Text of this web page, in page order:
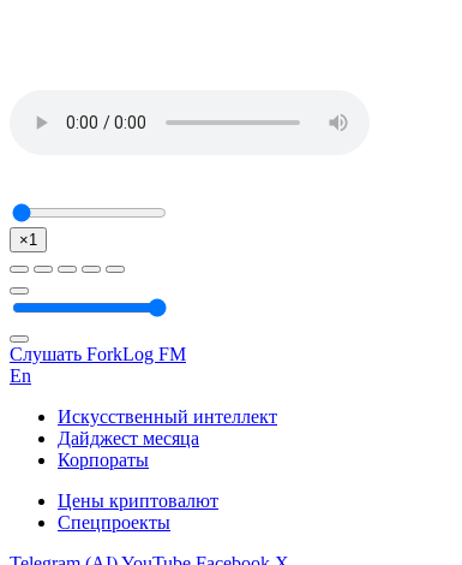
×1
Слушать ForkLog FM
En
Искусственный интеллект
Дайджест месяца
Корпораты
Цены криптовалют
Спецпроекты